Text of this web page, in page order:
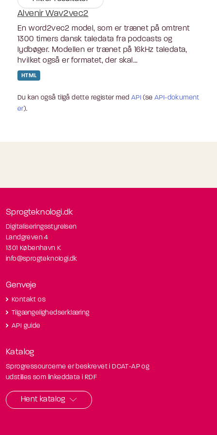
Alvenir Wav2vec2
En word2vec2 model, som er trænet på omtrent
1300 timers dansk taledata fra podcasts og
lydbøger. Modellen er trænet på 16kHz taledata,
hvilket også er formatet, der skal...
HTML
Du kan også tilgå dette register med API (seAPI-dokument
er).
Sprogteknologi.dk
Digitaliseringsstyrelsen
Landgreven 4
1301 København K
info@sprogteknologi.dk
Genveje
Kontakt os
Tilgængelighedserklæring
API guide
Katalog
Sprogressourcerne er beskrevet i DCAT-AP og
udstilles som linkeddata i RDF
Hent katalog